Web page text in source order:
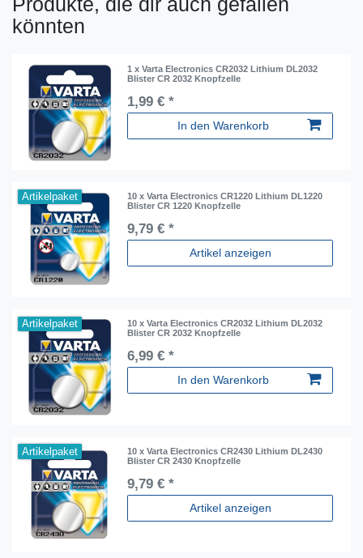
könnten
1 x Varta Electronics CR2032 Lithium DL2032
Blister CR 2032 Knopfzelle
1,99 € *
In den Warenkorb
Artikelpaket
10 x Varta Electronics CR1220 Lithium DL1220
Blister CR 1220 Knopfzelle
9,79 € *
Artikel anzeigen
Artikelpaket
10 x Varta Electronics CR2032 Lithium DL2032
Blister CR 2032 Knopfzelle
6,99 € *
In den Warenkorb
Artikelpaket
10 x Varta Electronics CR2430 Lithium DL2430
Blister CR 2430 Knopfzelle
9,79 € *
Artikel anzeigen